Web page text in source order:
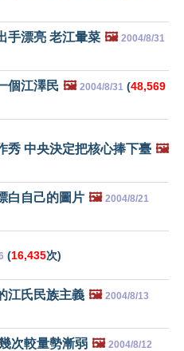
手漂亮 老江暈菜 🖼️ 2004/8/31
個江澤民 🖼️ 2004/8/31 (48,569
秀 中央決定把核心捧下臺 🖼️
白自己的圖片 🖼️ 2004/8/21
(16,435次)
江氏民族主義 🖼️ 2004/8/13
次較量勢漸弱 🖼️ 2004/8/12